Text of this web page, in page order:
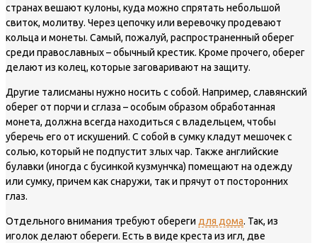
странах вешают кулоны, куда можно спрятать небольшой
свиток, молитву. Через цепочку или веревочку продевают
кольца и монеты. Самый, пожалуй, распространенный оберег
среди православных – обычный крестик. Кроме прочего, оберег
делают из колец, которые заговаривают на защиту.
Другие талисманы нужно носить с собой. Например, славянский
оберег от порчи и сглаза – особым образом обработанная
монета, должна всегда находиться с владельцем, чтобы
уберечь его от искушений. С собой в сумку кладут мешочек с
солью, который не подпустит злых чар. Также английские
булавки (иногда с бусинкой кузмунчка) помещают на одежду
или сумку, причем как снаружи, так и прячут от посторонних
глаз.
Отдельного внимания требуют обереги для дома. Так, из
иголок делают обереги. Есть в виде креста из игл, две